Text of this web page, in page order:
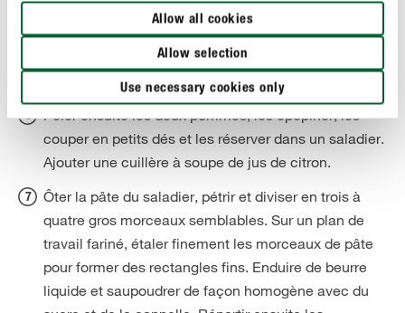
Allow all cookies
Allow selection
Use necessary cookies only
Recouvrir ce dernier d’un torchon de cuisine et
laisser reposer environ 50 minutes à un endroit
chaud, jusqu’à ce que le volume de la pâte ait
Peler ensuite les deux pommes, les épépiner, les
couper en petits dés et les réserver dans un saladier.
Ajouter une cuillère à soupe de jus de citron.
Ôter la pâte du saladier, pétrir et diviser en trois à
quatre gros morceaux semblables. Sur un plan de
travail fariné, étaler finement les morceaux de pâte
pour former des rectangles fins. Enduire de beurre
liquide et saupoudrer de façon homogène avec du